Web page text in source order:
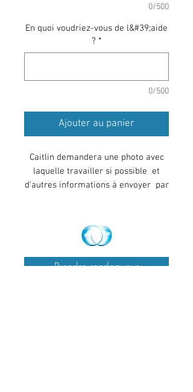
0/500
En quoi voudriez-vous de l&#39;aide
? *
0/500
Ajouter au panier
Caitlin demandera une photo avec
laquelle travailler si possible et
d'autres informations à envoyer par
notre mieux pour vous contacter
dans les 24 heures afin de fixer
l'heure de votre rendez-vous.
Prendre rendez-vous